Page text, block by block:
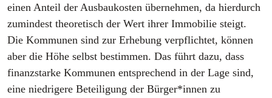
einen Anteil der Ausbaukosten übernehmen, da hierdurch
zumindest theoretisch der Wert ihrer Immobilie steigt.
Die Kommunen sind zur Erhebung verpflichtet, können
aber die Höhe selbst bestimmen. Das führt dazu, dass
finanzstarke Kommunen entsprechend in der Lage sind,
eine niedrigere Beteiligung der Bürger*innen zu